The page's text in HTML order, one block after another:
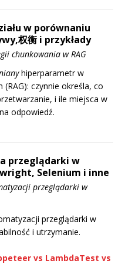
w porównaniu
权衡 i przykłady
chunkowania w RAG
hiperparametr w
(RAG): czynnie określa, co
i ile miejsca w
odpowiedź.
przeglądarki w
Selenium i inne
przeglądarki w
przeglądarki w
i utrzymanie.
vs LambdaTest vs